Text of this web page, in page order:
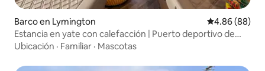
Barco en Lymington Calificación
4.86 (88)
Estancia en yate con calefacción | Puerto deportivo de
Lymington
Ubicación · Familiar · Mascotas